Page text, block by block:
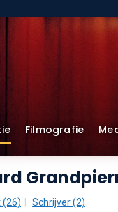
Filmografie
(26)
Schrijver (2)